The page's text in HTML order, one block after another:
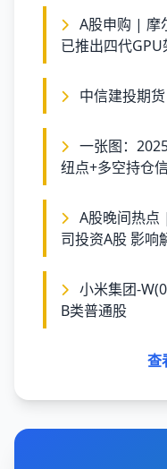
已推出四代GPU
中信建投期
纽点+多空持仓
司投资A股 影响
B类普通股
查